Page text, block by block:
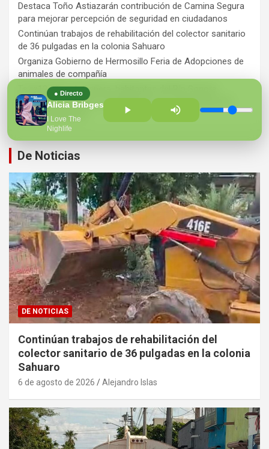
● Directo
Alicia Bribges
I Love The
Nighlife
Destaca Toño Astiazarán contribución de Camina Segura
para mejorar percepción de seguridad en ciudadanos
Continúan trabajos de rehabilitación del colector sanitario
de 36 pulgadas en la colonia Sahuaro
Organiza Gobierno de Hermosillo Feria de Adopciones de
animales de compañía
Ts ra12 años de espera, habitantes del Río Sonora
agradecen a Durazo y Sheinbaum por construcción de
Hospital Regional
De Noticias
DE NOTICIAS
Continúan trabajos de rehabilitación del
colector sanitario de 36 pulgadas en la colonia
Sahuaro
6 de agosto de 2026 Alejandro Islas